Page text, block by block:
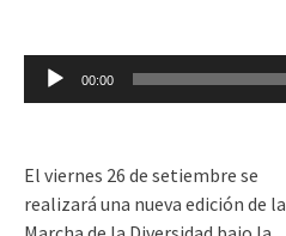
Reproductor
00:00
El viernes 26 de setiembre se
realizará una nueva edición de la